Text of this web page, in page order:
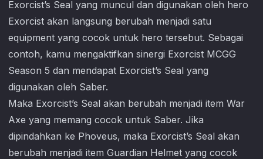
Exorcist’s Seal yang muncul dan digunakan oleh hero
Exorcist akan langsung berubah menjadi satu
equipment yang cocok untuk hero tersebut. Sebagai
contoh, kamu mengaktifkan sinergi Exorcist MCGG
Season 5 dan mendapat Exorcist’s Seal yang
digunakan oleh Saber.
Maka Exorcist’s Seal akan berubah menjadi item War
Axe yang memang cocok untuk Saber. Jika
dipindahkan ke Phoveus, maka Exorcist’s Seal akan
berubah menjadi item Guardian Helmet yang cocok